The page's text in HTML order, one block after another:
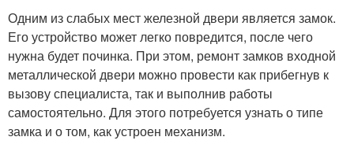
Одним из слабых мест железной двери является замок.
Его устройство может легко повредится, после чего
нужна будет починка. При этом, ремонт замков входной
металлической двери можно провести как прибегнув к
вызову специалиста, так и выполнив работы
самостоятельно. Для этого потребуется узнать о типе
замка и о том, как устроен механизм.